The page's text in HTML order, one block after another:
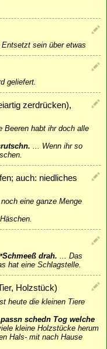
Entsetzt sein über etwas
geliefert.
zerdrücken),
Beeren habt ihr doch alle
Wenn ihr so
auch: niedliches
eine ganze Menge
Schmeeß drah.
Das
hat eine Schlagstelle.
Holzstück)
heute die kleinen Tiere
schedn Tog welche
kleine Holzstücke herum
Hals- mit nach Hause